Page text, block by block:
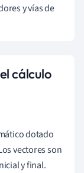
y vías de
cálculo
dotado
vectores son
y final.